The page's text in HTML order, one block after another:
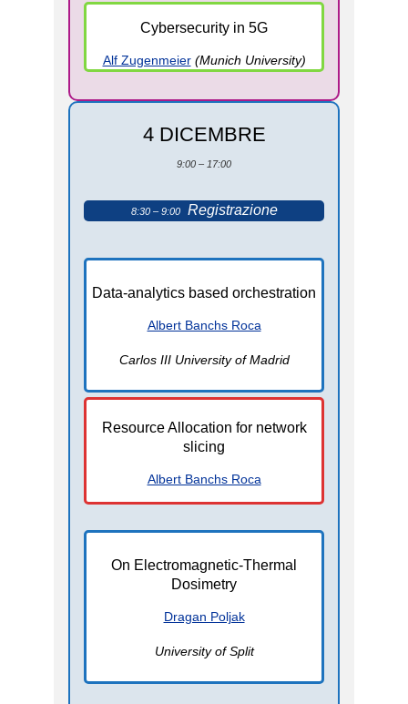
Cybersecurity in 5G
Alf Zugenmeier(Munich University)
4 DICEMBRE
9:00 – 17:00
8:30 – 9:00Registrazione
Data-analytics based orchestration
Albert Banchs Roca
Carlos III University of Madrid
Resource Allocation for network
slicing
Albert Banchs Roca
On Electromagnetic-Thermal
Dosimetry
Dragan Poljak
University of Split